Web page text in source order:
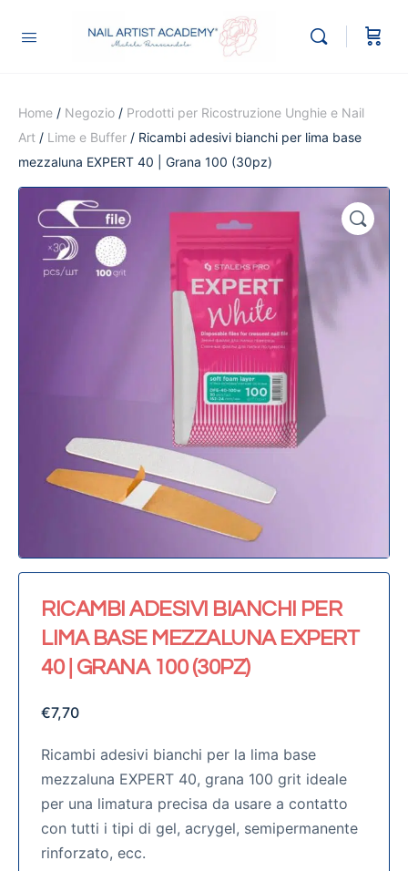
Home / Negozio / Prodotti per Ricostruzione Unghie e Nail
Art / Lime e Buffer / Ricambi adesivi bianchi per lima base
mezzaluna EXPERT 40 | Grana 100 (30pz)
🔍
RICAMBI ADESIVI BIANCHI PER
LIMA BASE MEZZALUNA EXPERT
40 | GRANA 100 (30PZ)
€7,70
Ricambi adesivi bianchi per la lima base
mezzaluna EXPERT 40, grana 100 grit ideale
per una limatura precisa da usare a contatto
con tutti i tipi di gel, acrygel, semipermanente
rinforzato, ecc.